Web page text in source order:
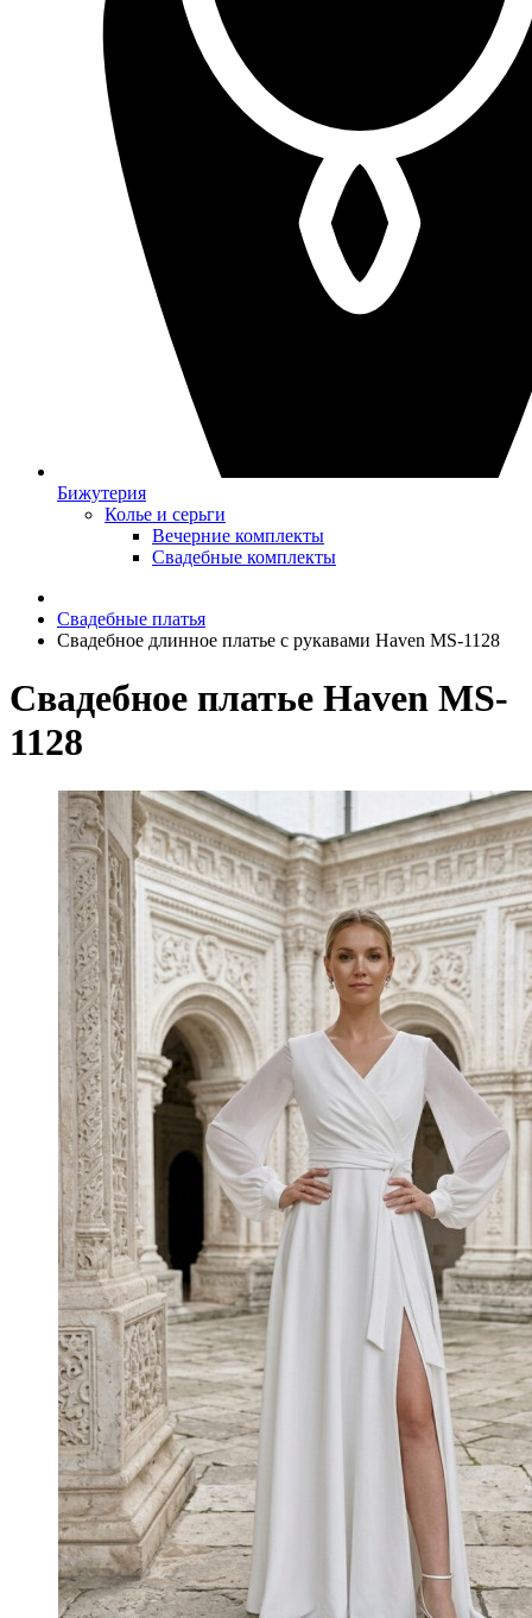
Бижутерия
Колье и серьги
Вечерние комплекты
Свадебные комплекты
Свадебные платья
Свадебное длинное платье с рукавами Haven MS-1128
Свадебное платье Haven MS-
1128